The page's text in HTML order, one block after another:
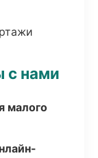
с нами
малого